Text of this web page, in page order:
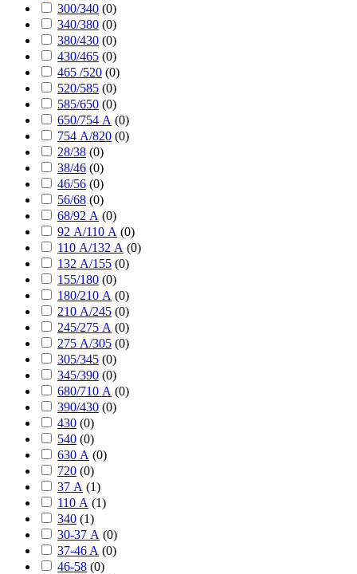
300/340 (0)
340/380 (0)
380/430 (0)
430/465 (0)
465 /520 (0)
520/585 (0)
585/650 (0)
650/754 А (0)
754 А/820 (0)
28/38 (0)
38/46 (0)
46/56 (0)
56/68 (0)
68/92 А (0)
92 А/110 А (0)
110 А/132 А (0)
132 А/155 (0)
155/180 (0)
180/210 А (0)
210 А/245 (0)
245/275 А (0)
275 А/305 (0)
305/345 (0)
345/390 (0)
680/710 А (0)
390/430 (0)
430 (0)
540 (0)
630 А (0)
720 (0)
37 А (1)
110 А (1)
340 (1)
30-37 А (0)
37-46 A (0)
46-58 (0)